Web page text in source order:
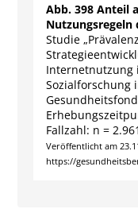
Abb. 398 Anteil
Nutzungsregeln
Studie
Internetnutzung
Sozialforschung
Fallzahl: n = 2.961
Veröffentlicht am
https://